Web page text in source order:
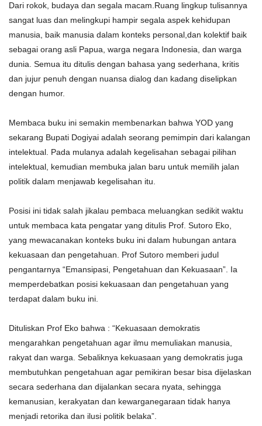
Dari rokok, budaya dan segala macam.Ruang lingkup tulisannya
sangat luas dan melingkupi hampir segala aspek kehidupan
manusia, baik manusia dalam konteks personal,dan kolektif baik
sebagai orang asli Papua, warga negara Indonesia, dan warga
dunia. Semua itu ditulis dengan bahasa yang sederhana, kritis
dan jujur penuh dengan nuansa dialog dan kadang diselipkan
dengan humor.
Membaca buku ini semakin membenarkan bahwa YOD yang
sekarang Bupati Dogiyai adalah seorang pemimpin dari kalangan
intelektual. Pada mulanya adalah kegelisahan sebagai pilihan
intelektual, kemudian membuka jalan baru untuk memilih jalan
politik dalam menjawab kegelisahan itu.
Posisi ini tidak salah jikalau pembaca meluangkan sedikit waktu
untuk membaca kata pengatar yang ditulis Prof. Sutoro Eko,
yang mewacanakan konteks buku ini dalam hubungan antara
kekuasaan dan pengetahuan. Prof Sutoro memberi judul
pengantarnya “Emansipasi, Pengetahuan dan Kekuasaan”. Ia
memperdebatkan posisi kekuasaan dan pengetahuan yang
terdapat dalam buku ini.
Dituliskan Prof Eko bahwa : “Kekuasaan demokratis
mengarahkan pengetahuan agar ilmu memuliakan manusia,
rakyat dan warga. Sebaliknya kekuasaan yang demokratis juga
membutuhkan pengetahuan agar pemikiran besar bisa dijelaskan
secara sederhana dan dijalankan secara nyata, sehingga
kemanusian, kerakyatan dan kewarganegaraan tidak hanya
menjadi retorika dan ilusi politik belaka”.